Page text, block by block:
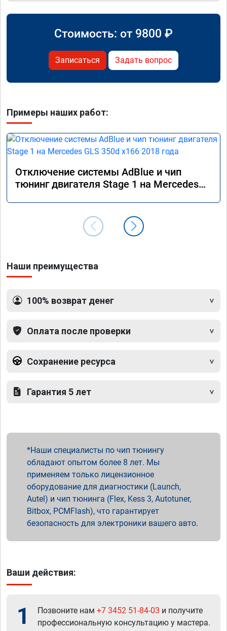
Стоимость: от 9800 ₽
Записаться Задать вопрос
Примеры наших работ:
Отключение системы AdBlue и чип
тюнинг двигателя Stage 1 на Mercedes
Наши преимущества
100% возврат денег
Оплата после проверки
Сохранение ресурса
Гарантия 5 лет
Наши специалисты по чип тюнингу
обладают опытом более 8 лет. Мы
применяем только лицензионное
оборудование для диагностики (Launch,
Autel) и чип тюнинга (Flex, Kess 3, Autotuner,
Bitbox, PCMFlash), что гарантирует
безопасность для электроники вашего авто.
Ваши действия:
1 Позвоните нам +7 3452 51-84-03 и получите
профессиональную консультацию у мастера.